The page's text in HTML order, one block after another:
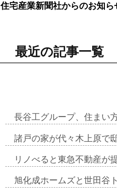
住宅産業新聞社からのお知ら
最近の記事一覧
長谷工グループ、住まい
諸戸の家が代々木上原で
リノべると東急不動産が
旭化成ホームズと世田谷